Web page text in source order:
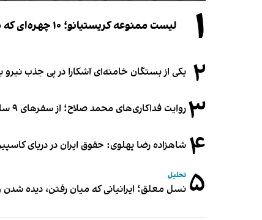
۱ لیست ممنوعه کریستیانو؛ ۱۰ چهره‌ای که در مراسم عروسی رونالدو و جورجینا جایی ندارند
۲ یکی از بستگان خامنه‌ای آشکارا در پی جذب
۳روایت فداکاری‌های محمد صلاح؛ از سفرهای ۹ ساعته تا خوابیدن زیر آسمان قاهره
۴ شاهزاده رضا پهلوی: حقوق ایران در دریای
۵ تحلیل
نسل معلق؛ ایرانیانی که میان رفتن، دیده